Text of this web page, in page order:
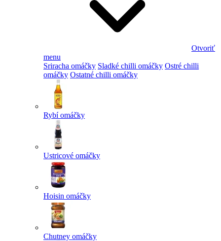
Otvoriť
menu
Sriracha omáčky Sladké chilli omáčky Ostré chilli
omáčky Ostatné chilli omáčky
Rybí omáčky
Ustricové omáčky
Hoisin omáčky
Chutney omáčky